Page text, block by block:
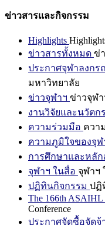
ข่าวสารและกิจกรรม
Highlights
ข่าวสารทั้งหมด ข่
ประกาศจุฬาลงก
มหาวิทยาลัย
ข่าวจุฬาฯ ข่าวจุฬา
งานวิจัยและนวัตก
ความร่วมมือ ควา
ความภูมิใจของจุฬ
การศึกษาและหลัก
จุฬาฯ ในสื่อ จุฬาฯ
ปฏิทินกิจกรรม ปฏิ
The 166th ASAIHL
Conference
ประกาศจัดซื้อจัดจ้